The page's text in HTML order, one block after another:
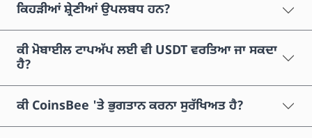
ਕਿਹੜੀਆਂ ਸ਼੍ਰੇਣੀਆਂ ਉਪਲਬਧ ਹਨ?
ਕੀ ਮੋਬਾਈਲ ਟਾਪਅੱਪ ਲਈ ਵੀ USDT ਵਰਤਿਆ ਜਾ ਸਕਦਾ
ਹੈ?
ਕੀ CoinsBee 'ਤੇ ਭੁਗਤਾਨ ਕਰਨਾ ਸੁਰੱਖਿਅਤ ਹੈ?